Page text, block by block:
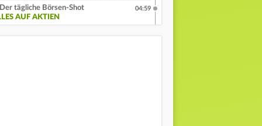
Der tägliche Börsen-Shot
AUF AKTIEN
04:59